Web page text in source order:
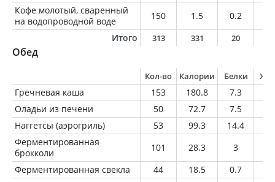
Кофе молотый, сваренный
на водопроводной воде
150 1.5 0.2
Итого
313 331 20
Обед
Кол-во Калории Белки
Гречневая каша 153 180.8 7.3
Оладьи из печени
50 72.7 7.5
Наггетсы (аэрогриль)
53 99.3 14.4
Ферментированная
брокколи
101 28.3 3
Ферментированная свекла
44 18.5 0.7